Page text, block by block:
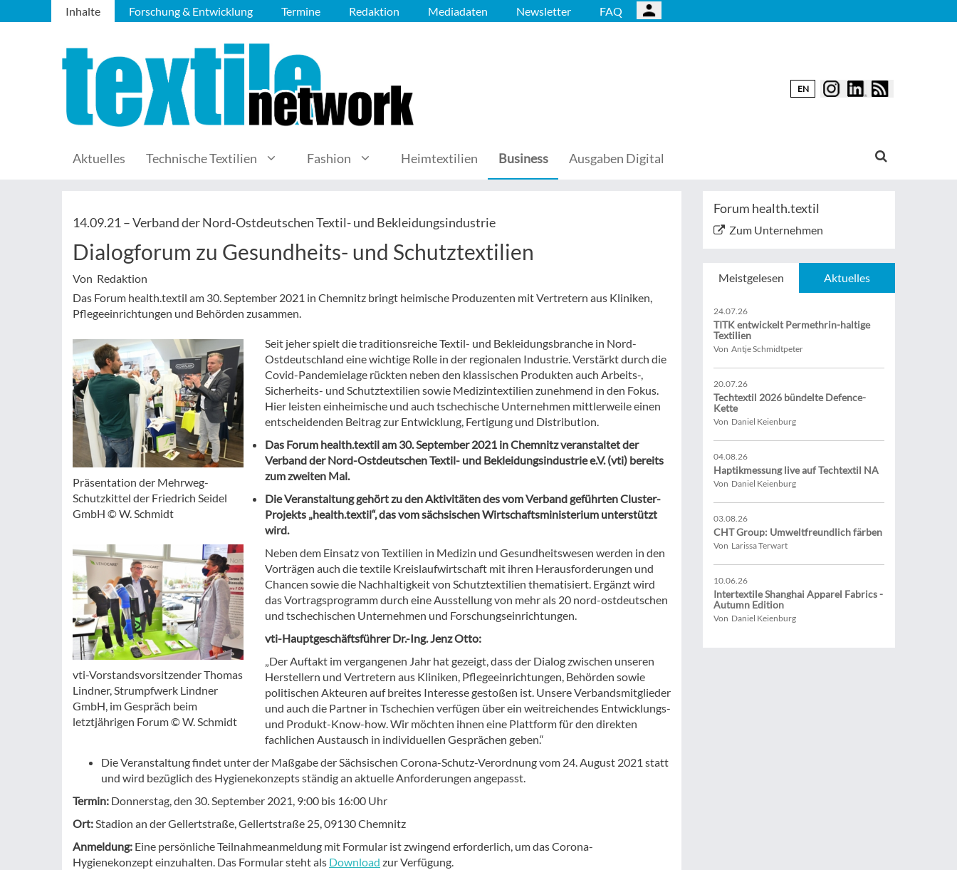
Inhalte Forschung & Entwicklung Termine Redaktion Mediadaten Newsletter FAQ
EN
Aktuelles Technische Textilien Fashion Heimtextilien Business Ausgaben Digital
14.09.21 –Verband der Nord-Ostdeutschen Textil- und Bekleidungsindustrie
Dialogforum zu Gesundheits- und Schutztextilien
Von Redaktion
Das Forum health.textil am 30. September 2021 in Chemnitz bringt heimische Produzenten mit Vertretern aus Kliniken,
Pflegeeinrichtungen und Behörden zusammen.
Präsentation der Mehrweg-
Schutzkittel der Friedrich Seidel
GmbH © W. Schmidt
vti-Vorstandsvorsitzender Thomas
Lindner, Strumpfwerk Lindner
GmbH, im Gespräch beim
letztjährigen Forum © W. Schmidt
Seit jeher spielt die traditionsreiche Textil- und Bekleidungsbranche in Nord-
Ostdeutschland eine wichtige Rolle in der regionalen Industrie. Verstärkt durch die
Covid-Pandemielage rückten neben den klassischen Produkten auch Arbeits-,
Sicherheits- und Schutztextilien sowie Medizintextilien zunehmend in den Fokus.
Hier leisten einheimische und auch tschechische Unternehmen mittlerweile einen
entscheidenden Beitrag zur Entwicklung, Fertigung und Distribution.
Das Forum health.textil am 30. September 2021 in Chemnitz veranstaltet der
Verband der Nord-Ostdeutschen Textil- und Bekleidungsindustrie e.V. (vti) bereits
zum zweiten Mal.
Die Veranstaltung gehört zu den Aktivitäten des vom Verband geführten Cluster-
Projekts „health.textil“, das vom sächsischen Wirtschaftsministerium unterstützt
wird.
Neben dem Einsatz von Textilien in Medizin und Gesundheitswesen werden in den
Vorträgen auch die textile Kreislaufwirtschaft mit ihren Herausforderungen und
Chancen sowie die Nachhaltigkeit von Schutztextilien thematisiert. Ergänzt wird
das Vortragsprogramm durch eine Ausstellung von mehr als 20 nord-ostdeutschen
und tschechischen Unternehmen und Forschungseinrichtungen.
vti-Hauptgeschäftsführer Dr.-Ing. Jenz Otto:
„Der Auftakt im vergangenen Jahr hat gezeigt, dass der Dialog zwischen unseren
Herstellern und Vertretern aus Kliniken, Pflegeeinrichtungen, Behörden sowie
politischen Akteuren auf breites Interesse gestoßen ist. Unsere Verbandsmitglieder
und auch die Partner in Tschechien verfügen über ein weitreichendes Entwicklungs-
und Produkt-Know-how. Wir möchten ihnen eine Plattform für den direkten
fachlichen Austausch in individuellen Gesprächen geben.“
Die Veranstaltung findet unter der Maßgabe der Sächsischen Corona-Schutz-Verordnung vom 24. August 2021 statt
und wird bezüglich des Hygienekonzepts ständig an aktuelle Anforderungen angepasst.
Termin: Donnerstag, den 30. September 2021, 9:00 bis 16:00 Uhr
Ort:Stadion an der Gellertstraße, Gellertstraße 25, 09130 Chemnitz
Anmeldung: Eine persönliche Teilnahmeanmeldung mit Formular ist zwingend erforderlich, um das Corona-
Hygienekonzept einzuhalten. Das Formular steht als Download zur Verfügung.
Forum health.textil
Zum Unternehmen
Meistgelesen Aktuelles
24.07.26
TITK entwickelt Permethrin-haltige
Textilien
Von Antje Schmidtpeter
20.07.26
Techtextil 2026 bündelte Defence-
Kette
Von Daniel Keienburg
04.08.26
Haptikmessung live auf Techtextil NA
Von Daniel Keienburg
03.08.26
CHT Group: Umweltfreundlich färben
Von Larissa Terwart
10.06.26
Intertextile Shanghai Apparel Fabrics -
Autumn Edition
Von Daniel Keienburg